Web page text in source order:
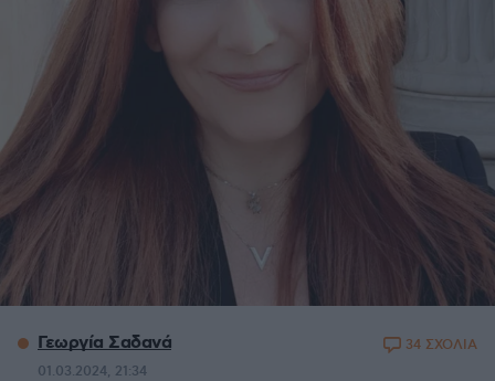
Γεωργία Σαδανά
01.03.2024, 21:34
34 ΣΧΟΛΙΑ